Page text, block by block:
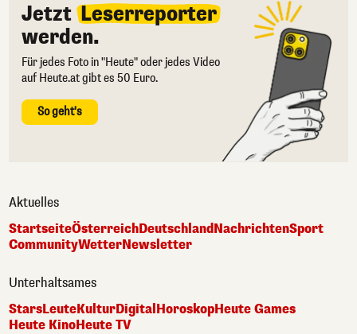
Jetzt Leserreporter
werden.
Für jedes Foto in "Heute" oder jedes Video
auf Heute.at gibt es 50 Euro.
So geht's
Aktuelles
StartseiteÖsterreichDeutschlandNachrichtenSport
CommunityWetterNewsletter
Unterhaltsames
StarsLeuteKulturDigital HoroskopHeute Games
Heute KinoHeute TV